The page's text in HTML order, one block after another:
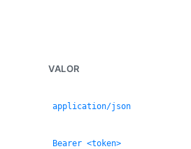
VALOR
application/json
Bearer <token>